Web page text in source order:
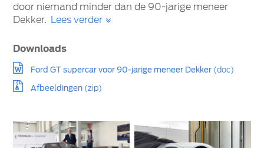
door niemand minder dan de 90-jarige meneer
Dekker. Lees verder
Downloads
Ford GT supercar voor 90-jarige meneer Dekker (doc)
Afbeeldingen (zip)